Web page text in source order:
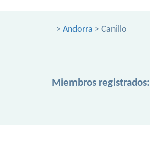
> Andorra > Canillo
Miembros registrados: